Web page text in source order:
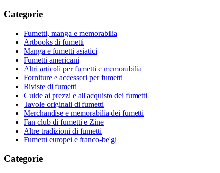
Categorie
Fumetti, manga e memorabilia
Artbooks di fumetti
Manga e fumetti asiatici
Fumetti americani
Altri articoli per fumetti e memorabilia
Forniture e accessori per fumetti
Riviste di fumetti
Guide ai prezzi e all'acquisto dei fumetti
Tavole originali di fumetti
Merchandise e memorabilia dei fumetti
Fan club di fumetti e Zine
Altre tradizioni di fumetti
Fumetti europei e franco-belgi
Categorie